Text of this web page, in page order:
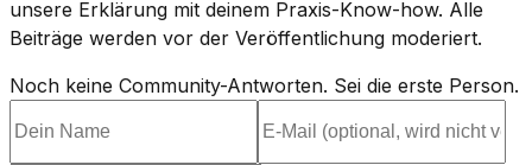
unsere Erklärung mit deinem Praxis-Know-how. Alle
Beiträge werden vor der Veröffentlichung moderiert.
Noch keine Community-Antworten. Sei die erste Person.